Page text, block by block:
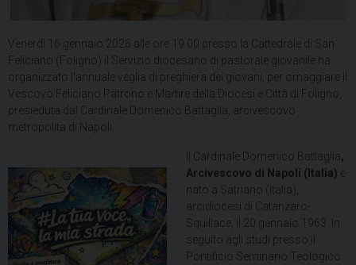
Venerdì 16 gennaio 2026 alle ore 19.00 presso la Cattedrale di San
Feliciano (Foligno) il Servizio diocesano di pastorale giovanile ha
organizzato l’annuale veglia di preghiera dei giovani, per omaggiare il
Vescovo Feliciano Patrono e Martire della Diocesi e Città di Foligno,
presieduta dal Cardinale Domenico Battaglia, arcivescovo
metropolita di Napoli.
Il Cardinale Domenico Battaglia,
Arcivescovo di Napoli (Italia) è
nato a Satriano (Italia),
arcidiocesi di Catanzaro-
Squillace, il 20 gennaio 1963. In
seguito agli studi presso il
Pontificio Seminario Teologico